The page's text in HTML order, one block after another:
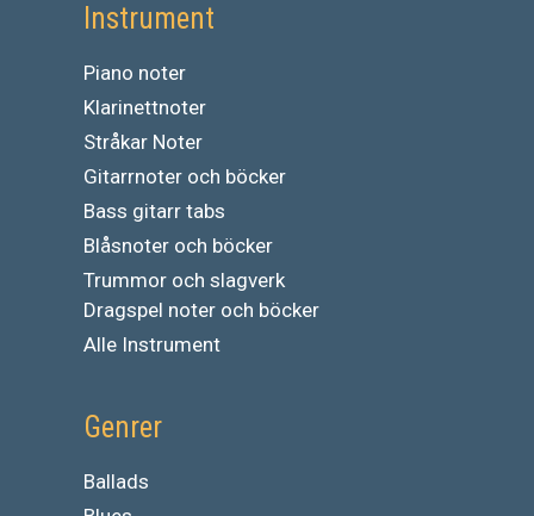
Instrument
Piano noter
Klarinettnoter
Stråkar Noter
Gitarrnoter och böcker
Bass gitarr tabs
Blåsnoter och böcker
Trummor och slagverk
Dragspel noter och böcker
Alle Instrument
Genrer
Ballads